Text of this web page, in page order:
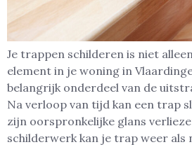
Je trappen schilderen is niet
element in je woning in
belangrijk onderdeel van de
Na verloop van tijd kan een trap
zijn oorspronkelijke glans
schilderwerk kan je trap weer als